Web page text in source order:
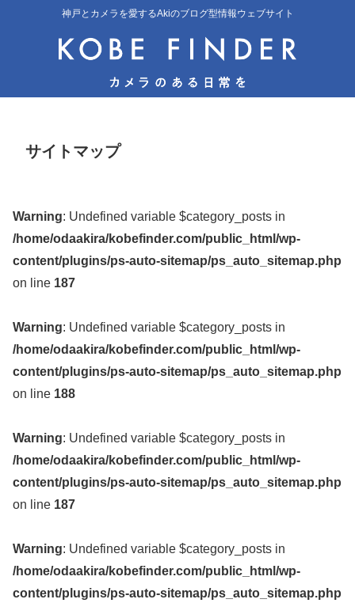
神戸とカメラを愛するAkiのブログ型情報ウェブサイト
サイトマップ
Warning: Undefined variable $category_posts in
/home/odaakira/kobefinder.com/public_html/wp-
content/plugins/ps-auto-sitemap/ps_auto_sitemap.php
on line 187
Warning: Undefined variable $category_posts in
/home/odaakira/kobefinder.com/public_html/wp-
content/plugins/ps-auto-sitemap/ps_auto_sitemap.php
on line 188
Warning: Undefined variable $category_posts in
/home/odaakira/kobefinder.com/public_html/wp-
content/plugins/ps-auto-sitemap/ps_auto_sitemap.php
on line 187
Warning: Undefined variable $category_posts in
/home/odaakira/kobefinder.com/public_html/wp-
content/plugins/ps-auto-sitemap/ps_auto_sitemap.php